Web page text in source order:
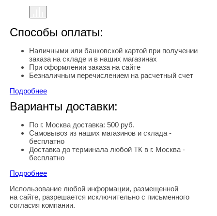
Способы оплаты:
Наличными или банковской картой при получении
заказа на складе и в наших магазинах
При оформлении заказа на сайте
Безналичным перечислением на расчетный счет
Подробнее
Варианты доставки:
По г. Москва доставка: 500 руб.
Самовывоз из наших магазинов и склада -
бесплатно
Доставка до терминала любой ТК в г. Москва -
бесплатно
Подробнее
Правовая информация
Использование любой информации, размещенной
на сайте, разрешается исключительно с письменного
согласия компании.